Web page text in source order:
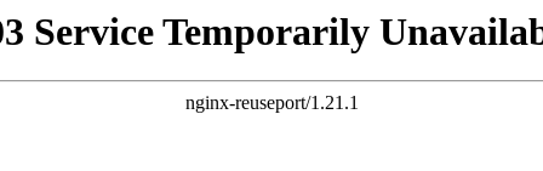
Service Temporarily
nginx-reuseport/1.21.1